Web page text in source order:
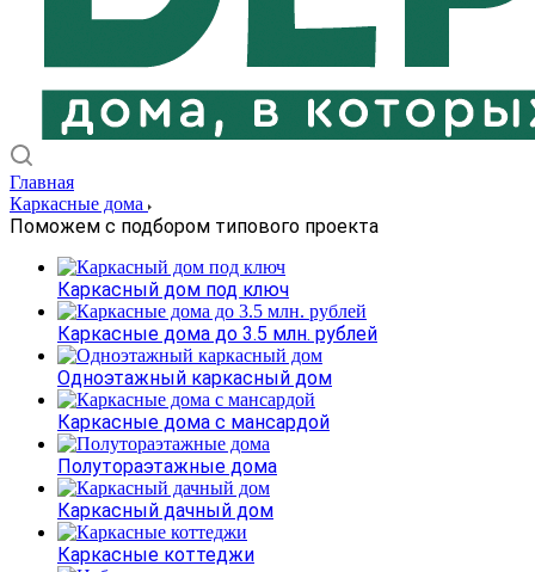
Главная
Каркасные дома
Поможем с подбором типового проекта
Каркасный дом под ключ
Каркасные дома до 3.5 млн. рублей
Одноэтажный каркасный дом
Каркасные дома с мансардой
Полутораэтажные дома
Каркасный дачный дом
Каркасные коттеджи